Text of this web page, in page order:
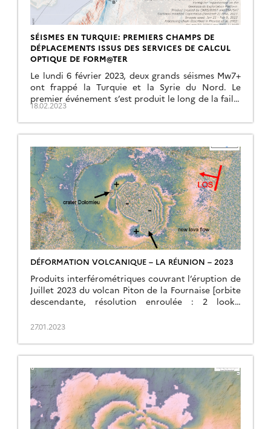
SÉISMES EN TURQUIE: PREMIERS CHAMPS DE
DÉPLACEMENTS ISSUS DES SERVICES DE CALCUL
OPTIQUE DE FORM@TER
Le lundi 6 février 2023, deux grands séismes Mw7+
ont frappé la Turquie et la Syrie du Nord. Le
premier événement s’est produit le long de la faille
Est Anatolienne […]
18.02.2023
DÉFORMATION VOLCANIQUE – LA RÉUNION – 2023
Produits interférométriques couvrant l’éruption de
Juillet 2023 du volcan Piton de la Fournaise [orbite
descendante, résolution enroulée : 2 looks,
atmosphérique, 4 bursts […]
27.01.2023